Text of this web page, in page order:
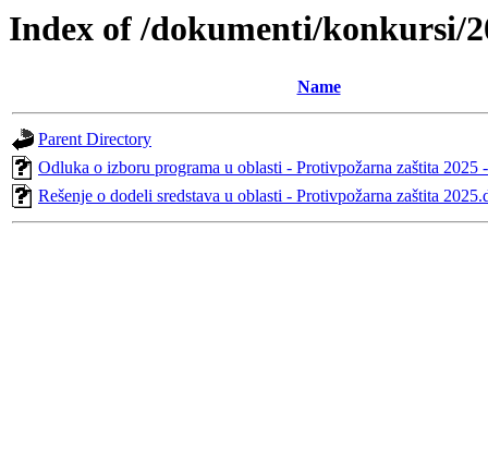
Index of /dokumenti/konkursi/
Name
Parent Directory
Odluka o izboru programa u oblasti - Protivpožarna zaštita 2025
Rešenje o dodeli sredstava u oblasti - Protivpožarna zaštita